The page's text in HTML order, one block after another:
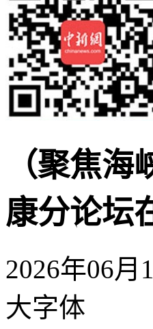
（聚焦
康分论坛
2026年06
大字体